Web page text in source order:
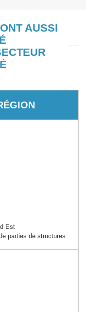
AUSSI
Est
parties de structures